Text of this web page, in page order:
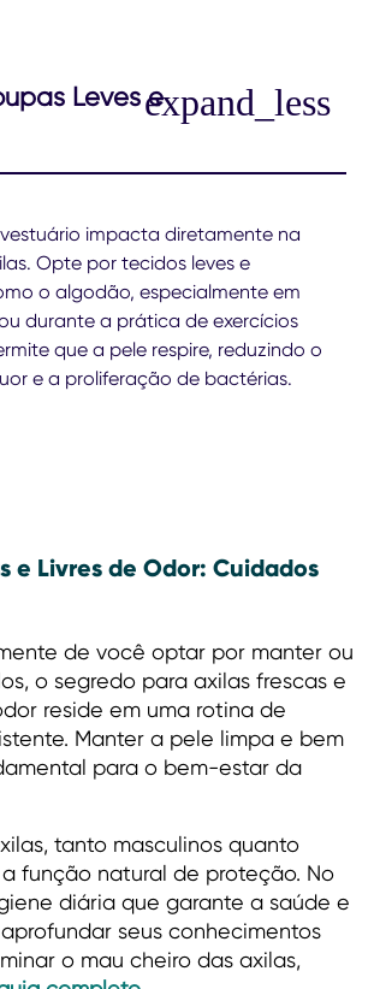
Leves e
impacta diretamente na
Opte por tecidos leves e
o algodão, especialmente em
durante a prática de exercícios
que a pele respire, reduzindo o
e a proliferação de bactérias.
e Livres de Odor: Cuidados
de você optar por manter ou
o segredo para axilas frescas e
reside em uma rotina de
Manter a pele limpa e bem
para o bem-estar da
tanto masculinos quanto
função natural de proteção. No
diária que garante a saúde e
seus conhecimentos
o mau cheiro das axilas,